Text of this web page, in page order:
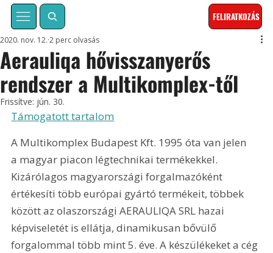
FELIRATKOZÁS
Aerauliqa hővisszanyerős
rendszer a Multikomplex-től
2020. nov. 12. 2 perc olvasás
Frissítve: jún. 30.
Támogatott tartalom
A Multikomplex Budapest Kft. 1995 óta van jelen
a magyar piacon légtechnikai termékekkel.
Kizárólagos magyarországi forgalmazóként
értékesíti több európai gyártó termékeit, többek
között az olaszországi AERAULIQA SRL hazai
képviseletét is ellátja, dinamikusan bővülő
forgalommal több mint 5. éve. A készülékeket a cég